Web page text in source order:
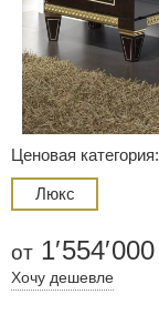
Ценовая категория:
Люкс
от 1′554′000
Хочу дешевле